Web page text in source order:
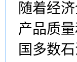
随着经
产品质
国多数